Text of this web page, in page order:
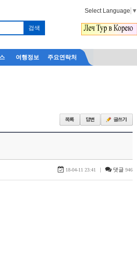
Select Language ▼
여행정보 주요연락처
18-04-11 23:41 | 댓글 946